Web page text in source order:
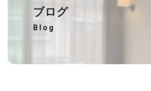
ブログ
Blog